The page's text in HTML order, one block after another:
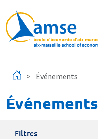
Événements
Événements
Filtres